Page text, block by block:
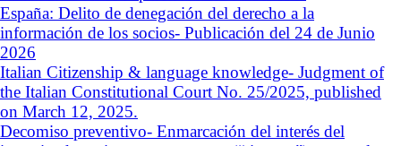
España: Delito de denegación del derecho a la
información de los socios- Publicación del 24 de Junio
2026
Italian Citizenship & language knowledge- Judgment of
the Italian Constitutional Court No. 25/2025, published
on March 12, 2025.
Decomiso preventivo- Enmarcación del interés del